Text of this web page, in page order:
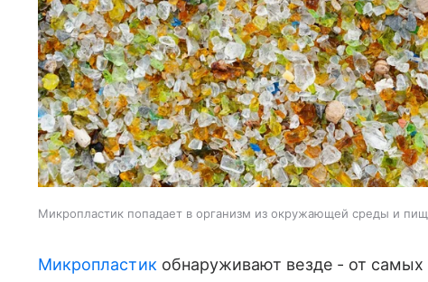
Микропластик попадает в организм из окружающей среды и
Микропластик обнаруживают везде - от самых